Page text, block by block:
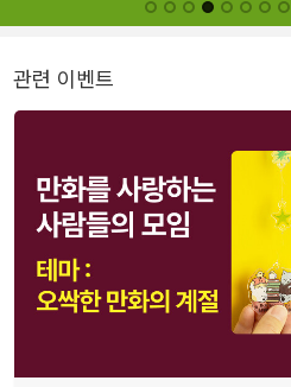
관련 이벤트